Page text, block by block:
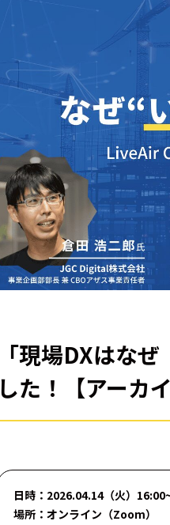
「現場DXはな
した！【アーカ
日時：2026.04.14（火）
場所：オンライン（Zoom）